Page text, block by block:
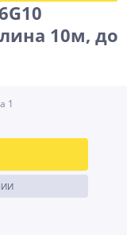
10м, до
1